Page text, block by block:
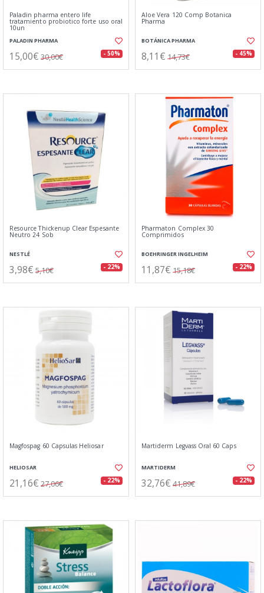
Paladin pharma entero life
tratamiento probiotico forte uso oral
10un
PALADIN PHARMA
15,00€ 30,00€ - 50%
Aloe Vera 120 Comp Botanica
Pharma
BOTÁNICA PHARMA
8,11€ 14,73€ - 45%
Resource Thickenup Clear Espesante
Neutro 24 Sob
NESTLÉ
3,98€ 5,10€ - 22%
Pharmaton Complex 30
Comprimidos
BOEHRINGER INGELHEIM
11,87€ 15,18€ - 22%
Magfospag 60 Capsulas Heliosar
HELIOSAR
21,16€ 27,06€ - 22%
Martiderm Legvass Oral 60 Caps
MARTIDERM
32,76€ 41,89€ - 22%